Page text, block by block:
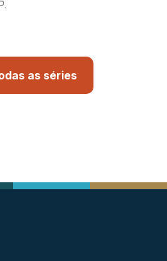
as séries